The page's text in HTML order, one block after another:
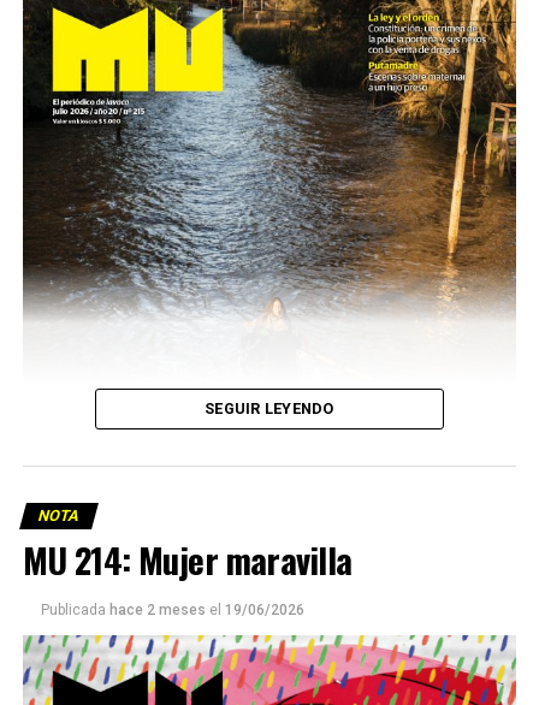
Este número 215 de MU ☝️viene con doble tapa, que
SEGUIR LEYENDO
NOTA
MU 214: Mujer maravilla
Publicada hace 2 meses el 19/06/2026